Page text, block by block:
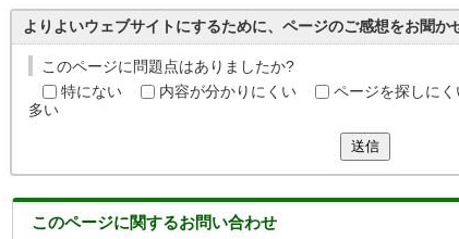
よりよいウェブサイトにするために、ページのご感想をお聞か
このページに問題点はありましたか?
特にない
内容が分かりにくい ページを探しにく
多い
送信
このページに関するお問い合わせ